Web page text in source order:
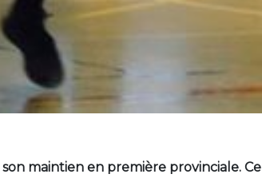
maintien en première provinciale. Ce